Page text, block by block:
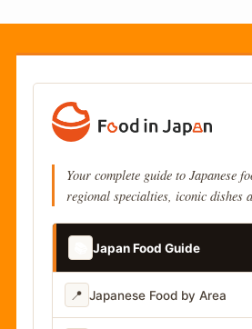
Your complete guide to Japanese
regional specialties, iconic dishes
Japan Food Guide
📍 Japanese Food by Area